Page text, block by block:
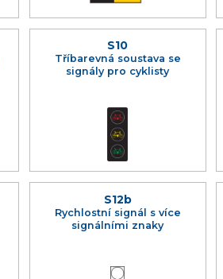
S10
Tříbarevná soustava se
signály pro cyklisty
S12b
Rychlostní signál s více
signálními znaky